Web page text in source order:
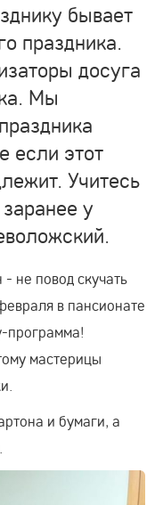
бывает
праздника.
досуга
Мы
если этот
Учитесь
у
- не повод скучать
в пансионате
программа!
мастерицы
и бумаги, а